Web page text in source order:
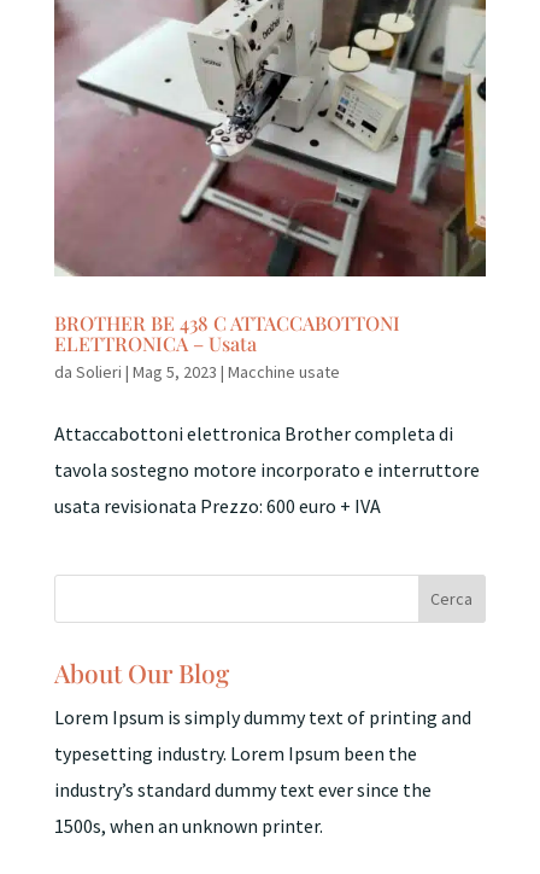
BROTHER BE 438 C ATTACCABOTTONI
ELETTRONICA – Usata
da Solieri | Mag 5, 2023 | Macchine usate
Attaccabottoni elettronica Brother completa di
tavola sostegno motore incorporato e interruttore
usata revisionata Prezzo: 600 euro + IVA
About Our Blog
Lorem Ipsum is simply dummy text of printing and
typesetting industry. Lorem Ipsum been the
industry’s standard dummy text ever since the
1500s, when an unknown printer.